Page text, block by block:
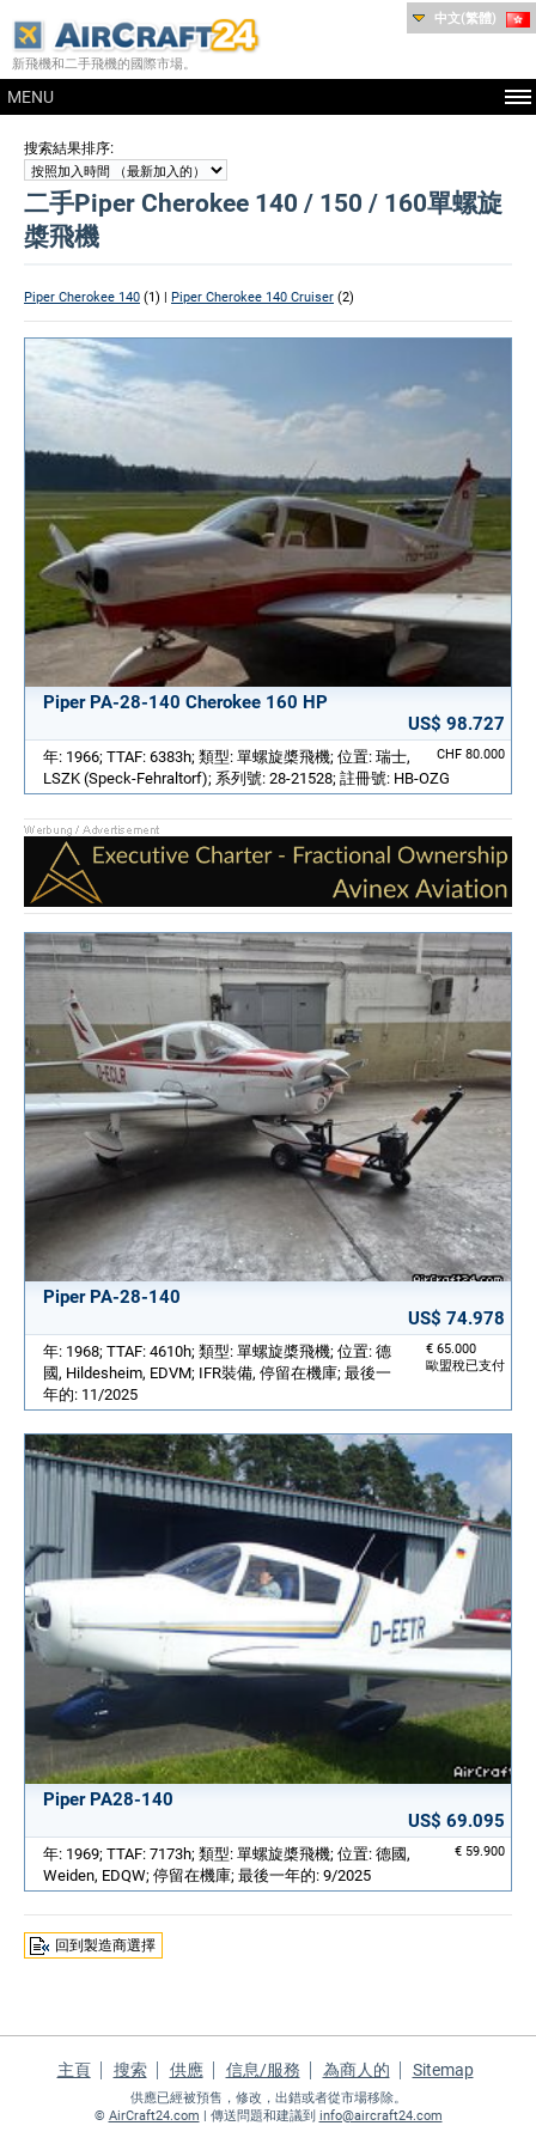
新飛機和二手飛機的國際市場。
MENU
中文(繁體)
搜索結果排序:
二手Piper Cherokee 140 / 150 / 160單螺旋
槳飛機
Piper Cherokee 140 (1) | Piper Cherokee 140 Cruiser (2)
Piper PA-28-140 Cherokee 160 HP
US$ 98.727
CHF 80.000
年: 1966; TTAF: 6383h; 類型: 單螺旋槳飛機; 位置: 瑞士,
LSZK (Speck-Fehraltorf); 系列號: 28-21528; 註冊號: HB-OZG
Piper PA-28-140
US$ 74.978
€ 65.000
歐盟稅已支付
年: 1968; TTAF: 4610h; 類型: 單螺旋槳飛機; 位置: 德
國, Hildesheim, EDVM; IFR裝備, 停留在機庫; 最後一
年的: 11/2025
Piper PA28-140
US$ 69.095
€ 59.900
年: 1969; TTAF: 7173h; 類型: 單螺旋槳飛機; 位置: 德國,
Weiden, EDQW; 停留在機庫; 最後一年的: 9/2025
回到製造商選擇
主頁 搜索 供應 信息/服務 為商人的 Sitemap
供應已經被預售，修改，出錯或者從市場移除。
© AirCraft24.com | 傳送問題和建議到 info@aircraft24.com